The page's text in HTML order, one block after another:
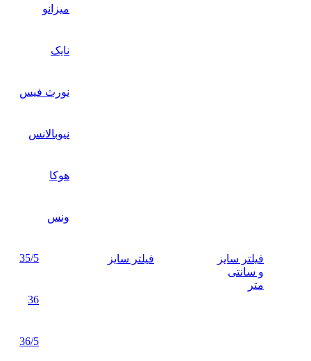
میزانو
نایک
نورث فیس
نیوبالانس
هوکا
ونس
فیلتر سایز
و سانتی
متر
فیلتر سایز 35/5
36
36/5